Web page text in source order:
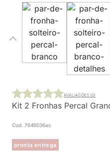
Kit 2 Fronhas Percal
Cod. 7649036ac
pronta entrega
AVALIAÇÕES (0)